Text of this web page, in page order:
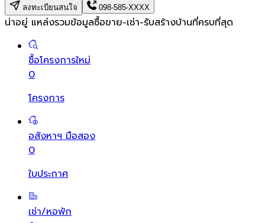
ลงทะเบียนสนใจ 098-585-XXXX
น่าอยู่ แหล่งรวมข้อมูลซื้อขาย-เช่า-รับสร้างบ้านที่ครบที่สุด
ซื้อโครงการใหม่
0
โครงการ
อสังหาฯ มือสอง
0
ใบประกาศ
เช่า/หอพัก